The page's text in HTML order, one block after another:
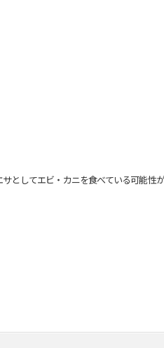
してエビ・カニを食べている可能性が